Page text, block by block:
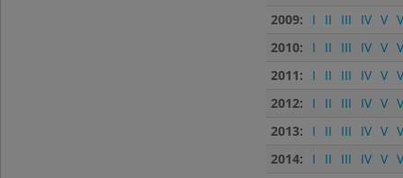
2009:
I II III IV V
2010:
I II III IV V
2011:
I II III IV V
2012:
I II III IV V
2013:
I II III IV V
2014:
I II III IV V